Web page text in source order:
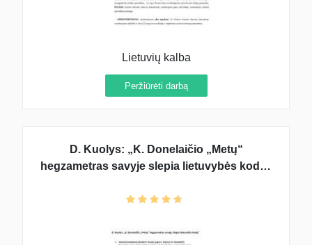
Lietuvių kalba
Peržiūrėti darbą
D. Kuolys: „K. Donelaičio „Metų“
hegzametras savyje slepia lietuvybės kodą“